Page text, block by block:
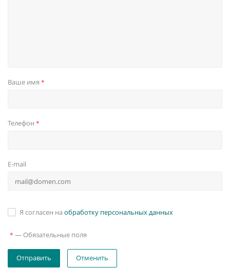
Ваше имя *
Телефон *
E-mail
Я согласен на обработку персональных данных
* — Обязательные поля
Отменить